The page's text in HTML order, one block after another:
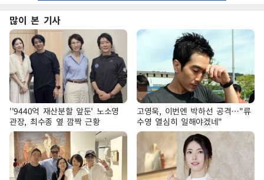
많이 본 기사
''9440억 재산분할 앞둔' 노소영
관장, 최수종 옆 깜짝 근황
고영욱, 이번엔 박하선 공격…"류
수영 열심히 일해야겠네"